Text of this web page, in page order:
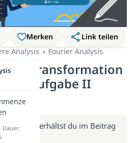
Merken
Link teilen
Analysis
Fourier Analysis
Transformation
II
Infos erhältst du im Beitrag
Video
Dauer: